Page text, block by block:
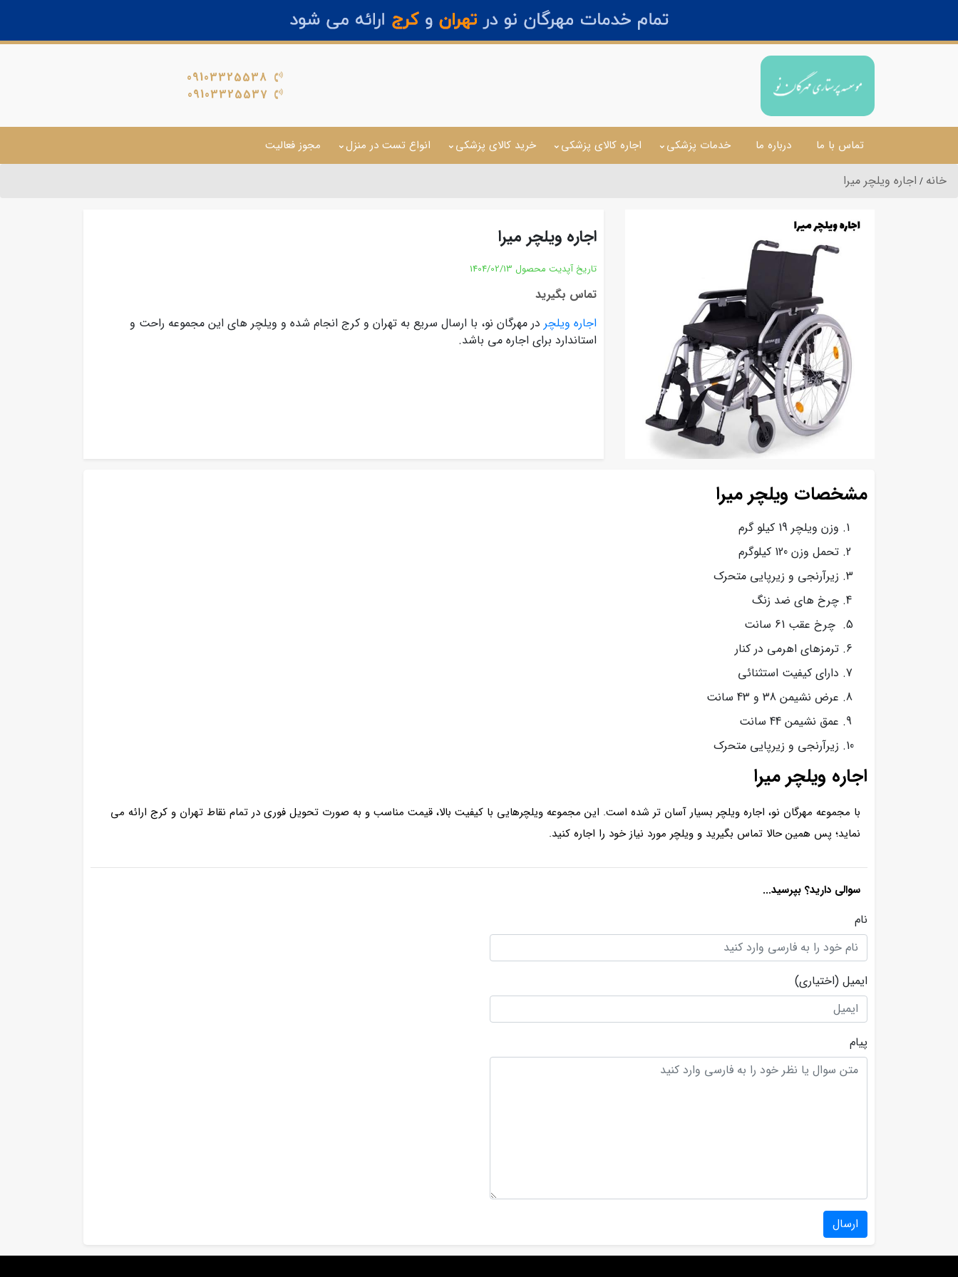
09103325538
09103325537
تماس با ما درباره ما خدمات پزشکی اجاره کالای پزشکی خرید کالای پزشکی انواع تست در منزل مجوز فعالیت
خانه اجاره ویلچر میرا
اجاره ویلچر میرا
تاریخ آپدیت محصول 1404/02/13
تماس بگیرید
اجاره ویلچر در مهرگان نو، با ارسال سریع به تهران و کرج انجام شده و ویلچر های این مجموعه راحت و
استاندارد برای اجاره می باشد.
مشخصات ویلچر میرا
وزن ویلچر 19 کیلو گرم
تحمل وزن 120 کیلوگرم
زیرآرنجی و زیرپایی متحرک
چرخ های ضد زنگ
چرخ عقب 61 سانت
ترمزهای اهرمی در کنار
دارای کیفیت استثنائی
عرض نشیمن 38 و 43 سانت
عمق نشیمن 44 سانت
زیرآرنجی و زیرپایی متحرک
اجاره ویلچر میرا
با مجموعه مهرگان نو، اجاره ویلچر بسیار آسان تر شده است. این مجموعه ویلچرهایی با کیفیت بالا، قیمت مناسب و به صورت تحویل فوری در تمام نقاط تهران و کرج ارائه می
نماید؛ پس همین حالا تماس بگیرید و ویلچر مورد نیاز خود را اجاره کنید.
سوالی دارید؟ بپرسید...
نام
ایمیل (اختیاری)
پیام
ارسال